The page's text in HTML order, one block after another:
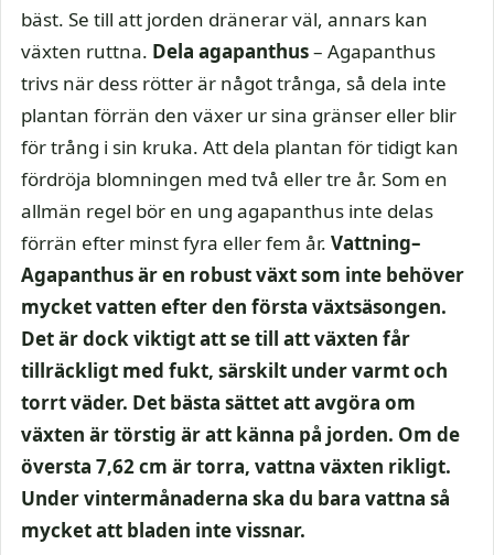
bäst. Se till att jorden dränerar väl, annars kan
växten ruttna. Dela agapanthus– Agapanthus
trivs när dess rötter är något trånga, så dela inte
plantan förrän den växer ur sina gränser eller blir
för trång i sin kruka. Att dela plantan för tidigt kan
fördröja blomningen med två eller tre år. Som en
allmän regel bör en ung agapanthus inte delas
förrän efter minst fyra eller fem år. Vattning–
Agapanthus är en robust växt som inte behöver
mycket vatten efter den första växtsäsongen.
Det är dock viktigt att se till att växten får
tillräckligt med fukt, särskilt under varmt och
torrt väder. Det bästa sättet att avgöra om
växten är törstig är att känna på jorden. Om de
översta 7,62 cm är torra, vattna växten rikligt.
Under vintermånaderna ska du bara vattna så
mycket att bladen inte vissnar.